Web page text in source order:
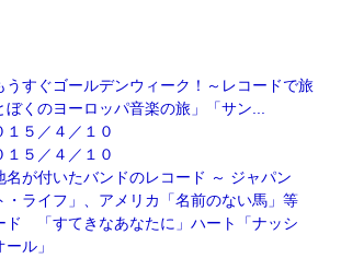
うすぐゴールデンウィーク！～レコードで旅
くのヨーロッパ音楽の旅」「サン...
５／４／１０
５／４／１０
名が付いたバンドのレコード ～ ジャパン
・ライフ」、アメリカ「名前のない馬」等
ド 「すてきなあなたに」ハート「ナッシ
ル」